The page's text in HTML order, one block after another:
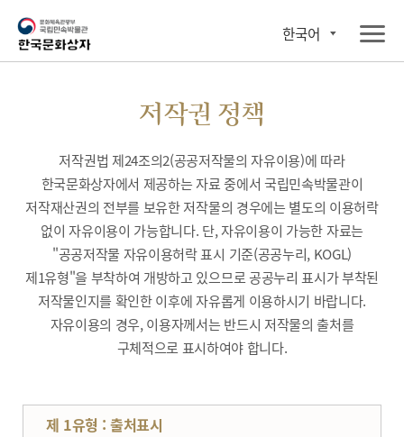
한국어
저작권 정책
저작권법 제24조의2(공공저작물의 자유이용)에 따라
한국문화상자에서 제공하는 자료 중에서 국립민속박물관이
저작재산권의 전부를 보유한 저작물의 경우에는 별도의 이용허락
없이 자유이용이 가능합니다. 단, 자유이용이 가능한 자료는
"공공저작물 자유이용허락 표시 기준(공공누리, KOGL)
제1유형"을 부착하여 개방하고 있으므로 공공누리 표시가 부착된
저작물인지를 확인한 이후에 자유롭게 이용하시기 바랍니다.
자유이용의 경우, 이용자께서는 반드시 저작물의 출처를
구체적으로 표시하여야 합니다.
제 1유형 : 출처표시